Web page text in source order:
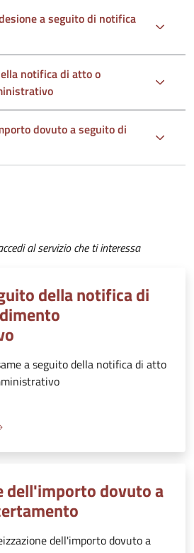
a seguito di notifica
notifica di atto o
dovuto a seguito di
al servizio che ti interessa
della notifica di
a seguito della notifica di atto
dell'importo dovuto a
dell'importo dovuto a